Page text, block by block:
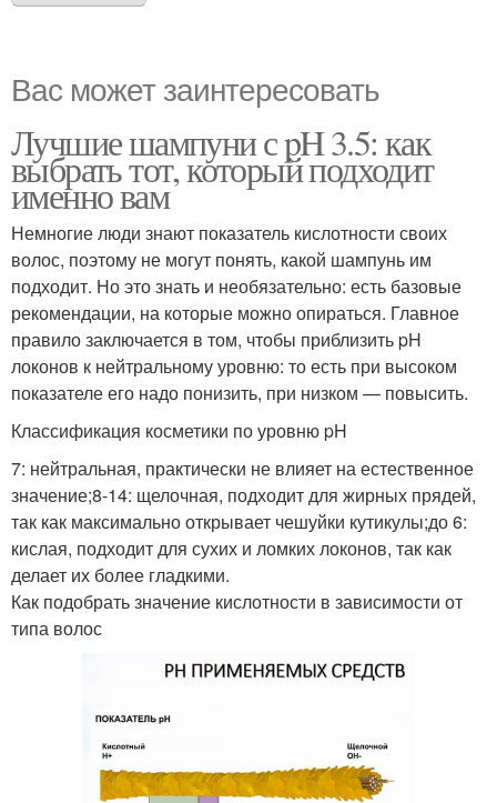
Вас может заинтересовать
Лучшие шампуни с pH 3.5: как
выбрать тот, который подходит
именно вам
Немногие люди знают показатель кислотности своих
волос, поэтому не могут понять, какой шампунь им
подходит. Но это знать и необязательно: есть базовые
рекомендации, на которые можно опираться. Главное
правило заключается в том, чтобы приблизить pH
локонов к нейтральному уровню: то есть при высоком
показателе его надо понизить, при низком — повысить.
Классификация косметики по уровню pH
7: нейтральная, практически не влияет на естественное
значение;8-14: щелочная, подходит для жирных прядей,
так как максимально открывает чешуйки кутикулы;до 6:
кислая, подходит для сухих и ломких локонов, так как
делает их более гладкими.
Как подобрать значение кислотности в зависимости от
типа волос